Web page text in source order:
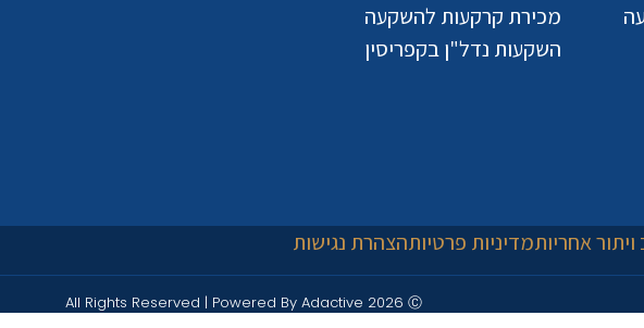
מכירת קרקעות להשקעה
השקעות נדל"ן בקפריסין
אחריותמדיניות פרטיותהצהרת נגישות
All Rights Reserved | Powered By Adactive 2026 Ⓒ